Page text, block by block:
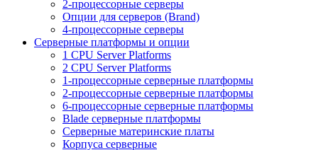
2-процессорные серверы
Опции для серверов (Brand)
4-процессорные серверы
Серверные платформы и опции
1 CPU Server Platforms
2 CPU Server Platforms
1-процессорные серверные платформы
2-процессорные серверные платформы
6-процессорные серверные платформы
Blade серверные платформы
Серверные материнские платы
Корпуса серверные